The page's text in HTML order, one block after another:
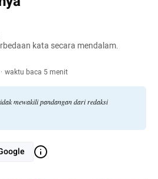
kata secara mendalam.
· waktu baca 5 menit
mewakili pandangan dari redaksi